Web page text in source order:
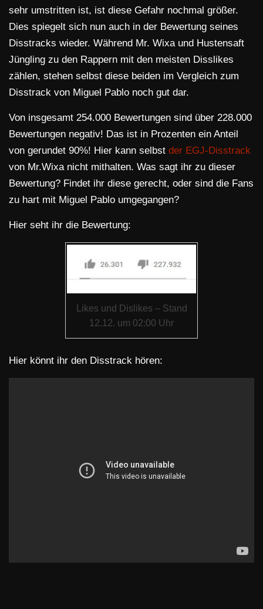
sehr umstritten ist, ist diese Gefahr nochmal größer.
Dies spiegelt sich nun auch in der Bewertung seines
Disstracks wieder. Während Mr. Wixa und Hustensaft
Jüngling zu den Rappern mit den meisten Disslikes
zählen, stehen selbst diese beiden im Vergleich zum
Disstrack von Miguel Pablo noch gut dar.
Von insgesamt 254.000 Bewertungen sind über 228.000
Bewertungen negativ! Das ist in Prozenten ein Anteil
von gerundet 90%! Hier kann selbst der EGJ-Disstrack
von Mr.Wixa nicht mithalten. Was sagt ihr zu dieser
Bewertung? Findet ihr diese gerecht, oder sind die Fans
zu hart mit Miguel Pablo umgegangen?
Hier seht ihr die Bewertung:
Likes und Dislikes – Stand
12.12. um 02:00 Uhr
Hier könnt ihr den Disstrack hören: